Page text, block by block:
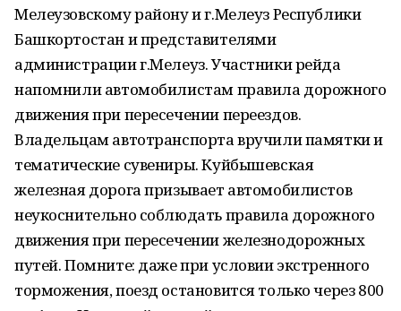
Мелеузовскому району и г.Мелеуз Республики
Башкортостан и представителями
администрации г.Мелеуз. Участники рейда
напомнили автомобилистам правила дорожного
движения при пересечении переездов.
Владельцам автотранспорта вручили памятки и
тематические сувениры. Куйбышевская
железная дорога призывает автомобилистов
неукоснительно соблюдать правила дорожного
движения при пересечении железнодорожных
путей. Помните: даже при условии экстренного
торможения, поезд остановится только через 800